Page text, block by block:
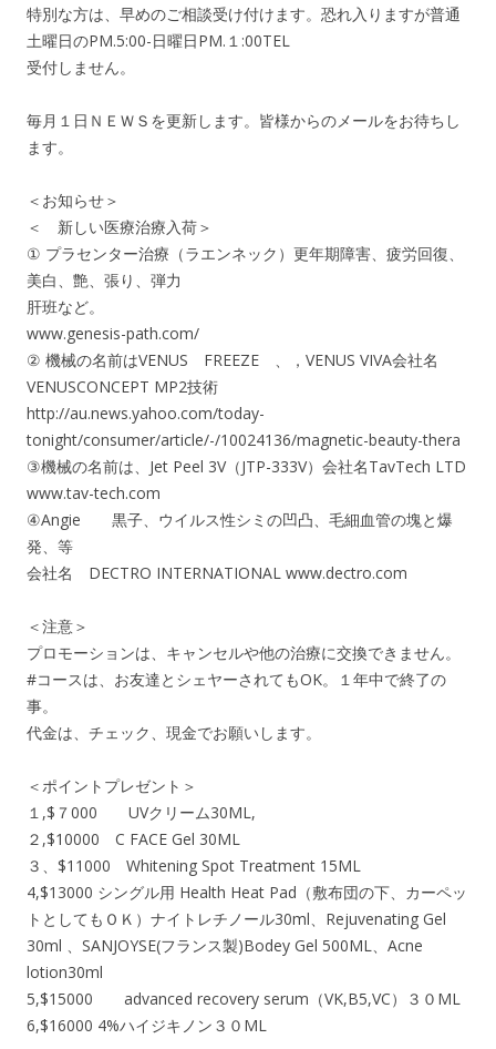
特別な方は、早めのご相談受け付けます。恐れ入りますが普通
土曜日のPM.5:00-日曜日PM.１:00TEL
受付しません。
毎月１日ＮＥＷＳを更新します。皆様からのメールをお待ちし
ます。
＜お知らせ＞
＜ 新しい医療治療入荷＞
① プラセンター治療（ラエンネック）更年期障害、疲労回復、
美白、艶、張り、弾力
肝班など。
www.genesis-path.com/
② 機械の名前はVENUS FREEZE 、，VENUS VIVA会社名
VENUSCONCEPT MP2技術
http://au.news.yahoo.com/today-
tonight/consumer/article/-/10024136/magnetic-beauty-thera
③機械の名前は、Jet Peel 3V（JTP-333V）会社名TavTech LTD
www.tav-tech.com
④Angie 黒子、ウイルス性シミの凹凸、毛細血管の塊と爆
発、等
会社名 DECTRO INTERNATIONAL www.dectro.com
＜注意＞
プロモーションは、キャンセルや他の治療に交換できません。
#コースは、お友達とシェヤーされてもOK。１年中で終了の
事。
代金は、チェック、現金でお願いします。
＜ポイントプレゼント＞
１,$７000 UVクリーム30ML,
２,$10000 C FACE Gel 30ML
３、$11000 Whitening Spot Treatment 15ML
4,$13000 シングル用 Health Heat Pad（敷布団の下、カーペッ
トとしてもＯＫ）ナイトレチノール30ml、Rejuvenating Gel
30ml 、SANJOYSE(フランス製)Bodey Gel 500ML、Acne
lotion30ml
5,$15000 advanced recovery serum（VK,B5,VC）３０ML
6,$16000 4%ハイジキノン３０ML